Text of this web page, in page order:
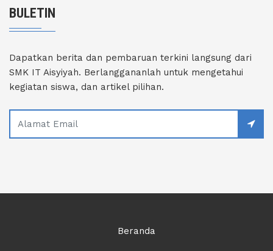
BULETIN
Dapatkan berita dan pembaruan terkini langsung dari
SMK IT Aisyiyah. Berlanggananlah untuk mengetahui
kegiatan siswa, dan artikel pilihan.
Beranda